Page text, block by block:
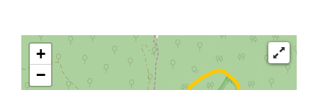
+
−